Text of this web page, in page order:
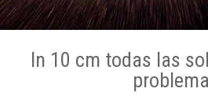
In 10 cm todas las